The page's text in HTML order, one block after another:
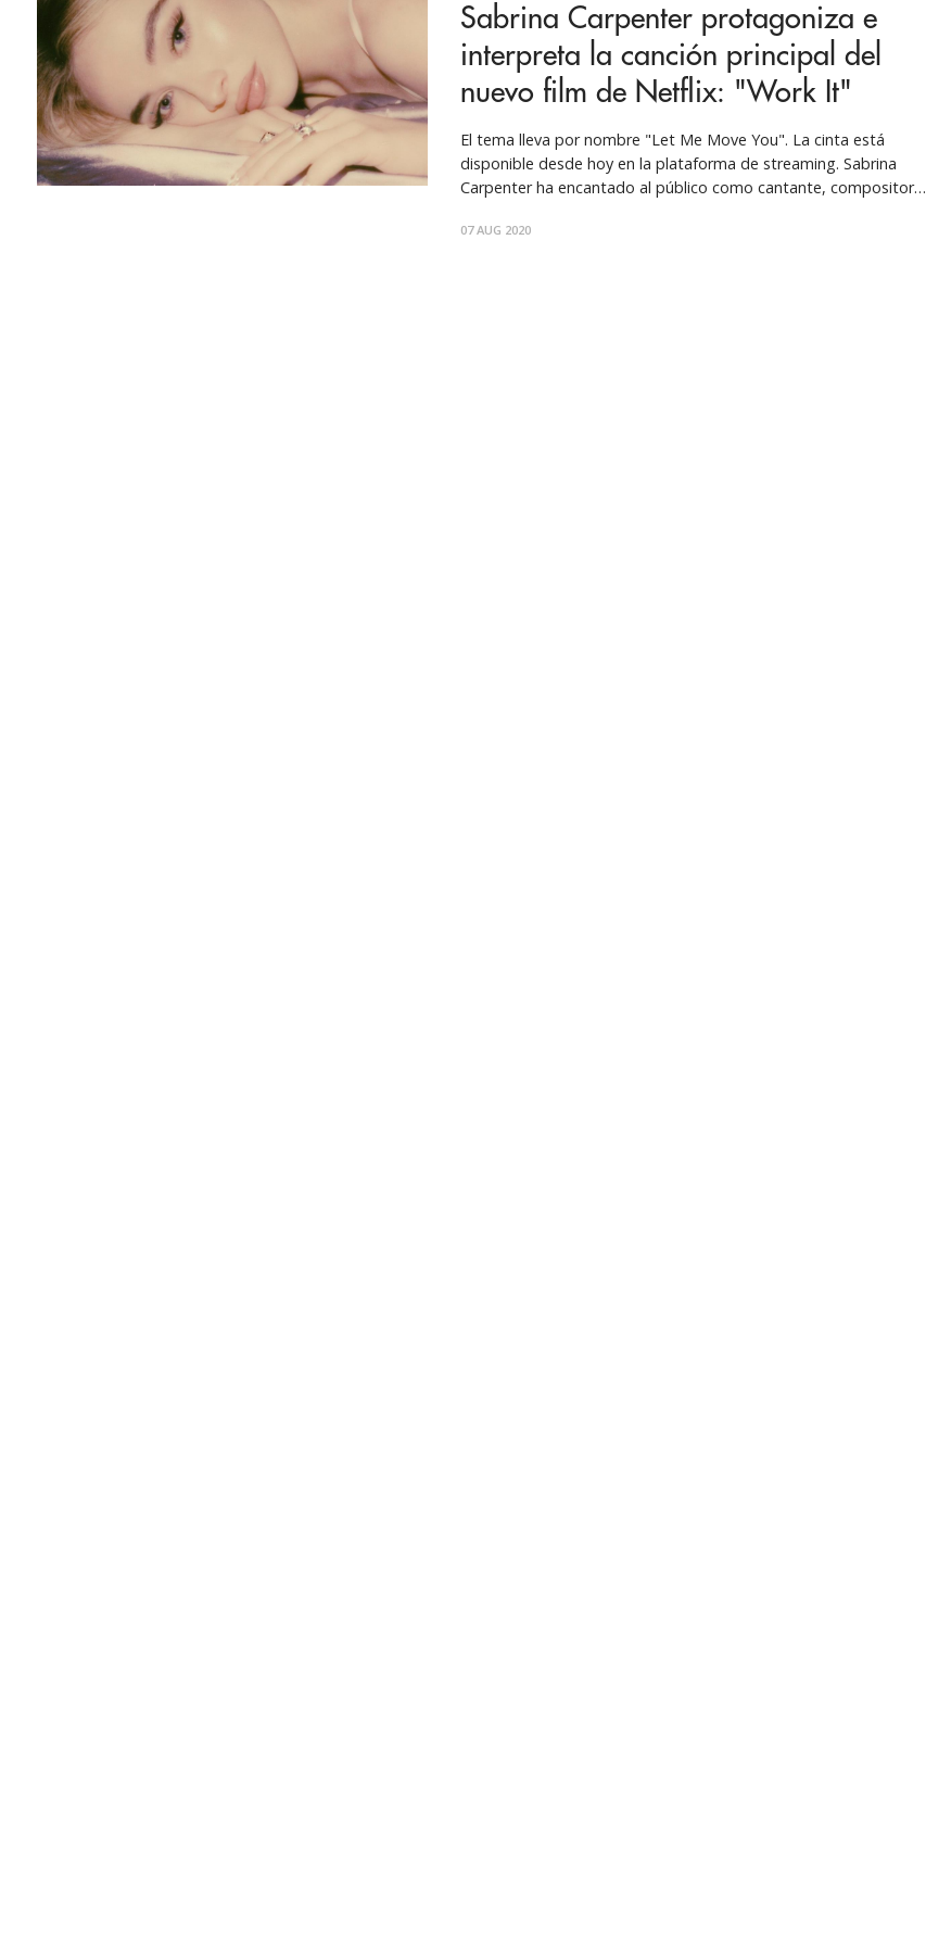
Sabrina Carpenter protagoniza e
interpreta la canción principal del
nuevo film de Netflix: "Work It"
El tema lleva por nombre "Let Me Move You". La cinta está
disponible desde hoy en la plataforma de streaming. Sabrina
Carpenter ha encantado al público como cantante, compositora,
cine abarca desde protagonizar "Girl Meets World" hasta el
07 AUG 2020